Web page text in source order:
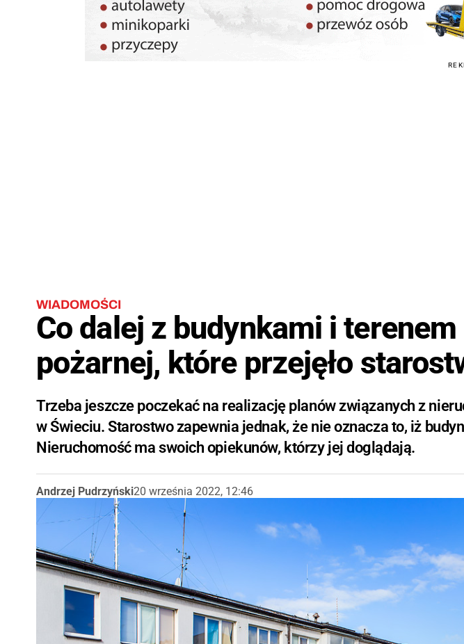
WIADOMOŚCI
Co dalej z budynkami i
pożarnej, które przejęło
Trzeba jeszcze poczekać na realizację planów związanych z
w Świeciu. Starostwo zapewnia jednak, że nie oznacza to, iż
Nieruchomość ma swoich opiekunów, którzy jej doglądają.
Andrzej Pudrzyński20 września 2022, 12:46